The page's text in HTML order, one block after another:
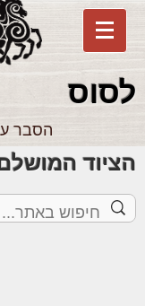
לסוס
הסבר
הציוד